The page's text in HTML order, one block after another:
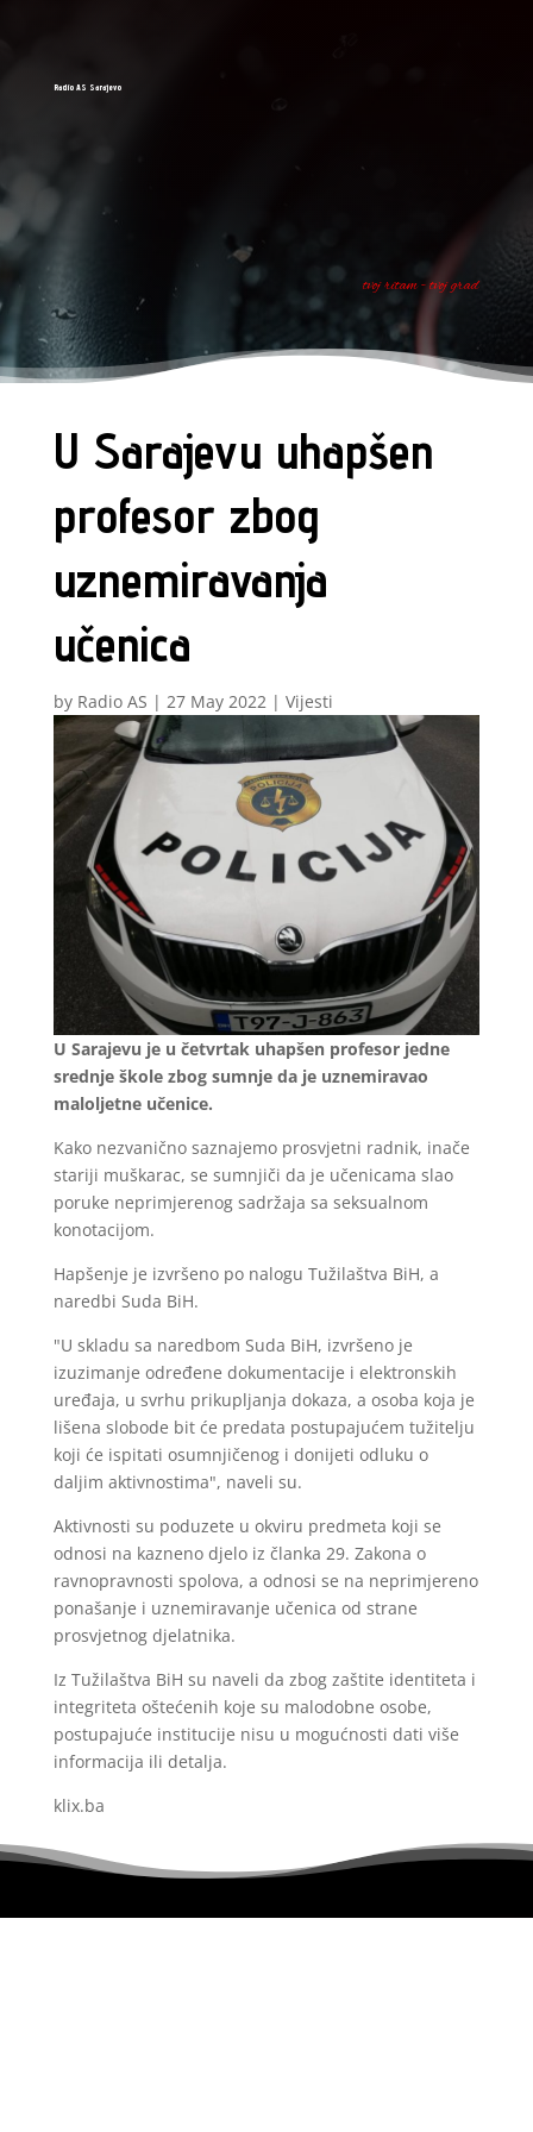
Radio AS Sarajevo
tvoj ritam - tvoj grad
U Sarajevu uhapšen
profesor zbog
uznemiravanja
učenica
by Radio AS | 27 May 2022| Vijesti
U Sarajevu je u četvrtak uhapšen profesor jedne
srednje škole zbog sumnje da je uznemiravao
maloljetne učenice.
Kako nezvanično saznajemo prosvjetni radnik, inače
stariji muškarac, se sumnjiči da je učenicama slao
poruke neprimjerenog sadržaja sa seksualnom
konotacijom.
Hapšenje je izvršeno po nalogu Tužilaštva BiH, a
naredbi Suda BiH.
"U skladu sa naredbom Suda BiH, izvršeno je
izuzimanje određene dokumentacije i elektronskih
uređaja, u svrhu prikupljanja dokaza, a osoba koja je
lišena slobode bit će predata postupajućem tužitelju
koji će ispitati osumnjičenog i donijeti odluku o
daljim aktivnostima", naveli su.
Aktivnosti su poduzete u okviru predmeta koji se
odnosi na kazneno djelo iz članka 29. Zakona o
ravnopravnosti spolova, a odnosi se na neprimjereno
ponašanje i uznemiravanje učenica od strane
prosvjetnog djelatnika.
Iz Tužilaštva BiH su naveli da zbog zaštite identiteta i
integriteta oštećenih koje su malodobne osobe,
postupajuće institucije nisu u mogućnosti dati više
informacija ili detalja.
klix.ba